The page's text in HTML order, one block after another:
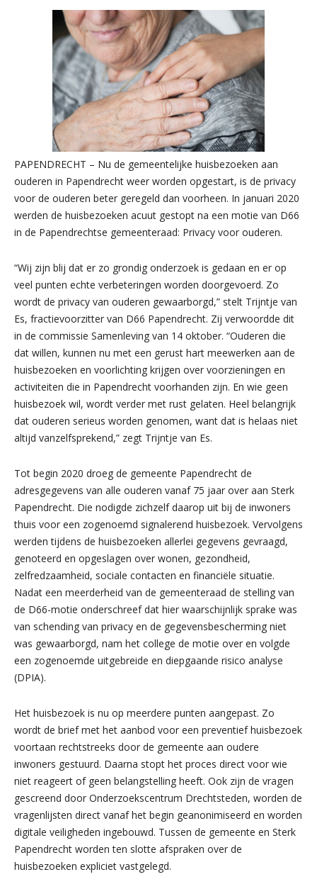
PAPENDRECHT – Nu de gemeentelijke huisbezoeken aan
ouderen in Papendrecht weer worden opgestart, is de privacy
voor de ouderen beter geregeld dan voorheen. In januari 2020
werden de huisbezoeken acuut gestopt na een motie van D66
in de Papendrechtse gemeenteraad: Privacy voor ouderen.
“Wij zijn blij dat er zo grondig onderzoek is gedaan en er op
veel punten echte verbeteringen worden doorgevoerd. Zo
wordt de privacy van ouderen gewaarborgd,” stelt Trijntje van
Es, fractievoorzitter van D66 Papendrecht. Zij verwoordde dit
in de commissie Samenleving van 14 oktober. “Ouderen die
dat willen, kunnen nu met een gerust hart meewerken aan de
huisbezoeken en voorlichting krijgen over voorzieningen en
activiteiten die in Papendrecht voorhanden zijn. En wie geen
huisbezoek wil, wordt verder met rust gelaten. Heel belangrijk
dat ouderen serieus worden genomen, want dat is helaas niet
altijd vanzelfsprekend,” zegt Trijntje van Es.
Tot begin 2020 droeg de gemeente Papendrecht de
adresgegevens van alle ouderen vanaf 75 jaar over aan Sterk
Papendrecht. Die nodigde zichzelf daarop uit bij de inwoners
thuis voor een zogenoemd signalerend huisbezoek. Vervolgens
werden tijdens de huisbezoeken allerlei gegevens gevraagd,
genoteerd en opgeslagen over wonen, gezondheid,
zelfredzaamheid, sociale contacten en financiële situatie.
Nadat een meerderheid van de gemeenteraad de stelling van
de D66-motie onderschreef dat hier waarschijnlijk sprake was
van schending van privacy en de gegevensbescherming niet
was gewaarborgd, nam het college de motie over en volgde
een zogenoemde uitgebreide en diepgaande risico analyse
(DPIA).
Het huisbezoek is nu op meerdere punten aangepast. Zo
wordt de brief met het aanbod voor een preventief huisbezoek
voortaan rechtstreeks door de gemeente aan oudere
inwoners gestuurd. Daarna stopt het proces direct voor wie
niet reageert of geen belangstelling heeft. Ook zijn de vragen
gescreend door Onderzoekscentrum Drechtsteden, worden de
vragenlijsten direct vanaf het begin geanonimiseerd en worden
digitale veiligheden ingebouwd. Tussen de gemeente en Sterk
Papendrecht worden ten slotte afspraken over de
huisbezoeken expliciet vastgelegd.